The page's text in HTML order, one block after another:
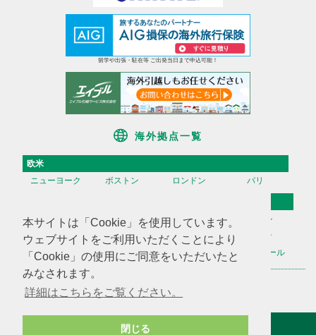
本サイトは「Cookie」を使用しています。
ウェブサイトをご利用いただくことにより
「Cookie」の使用にご同意をいただいたと
みなされます。
詳細はこちらをご覧ください。
閉じる
留学や出張・駐在等 ご出発当日まで申込可能！
海外拠点一覧
欧米
ニューヨーク
ボストン ロンドン パリ
香港
台湾 高雄
ソウル
天津
上海 蘇州
深セン
広州
ハノイ マニラ シンガポール
海外不動産投資情報 海外CHINTAI